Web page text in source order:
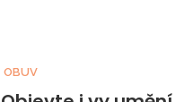
OBUV